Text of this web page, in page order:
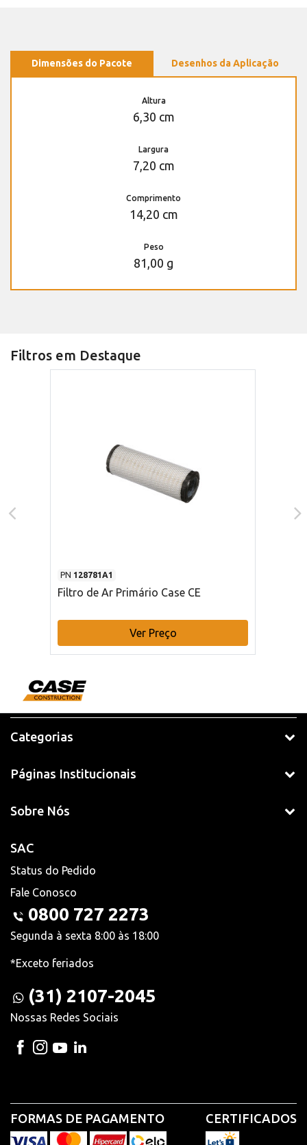
Dimensões do Pacote Desenhos da Aplicação
Altura
6,30 cm
Largura
7,20 cm
Comprimento
14,20 cm
Peso
81,00 g
Filtros em Destaque
PN 128781A1
Filtro de Ar Primário Case CE
Ver Preço
Categorias
Páginas Institucionais
Sobre Nós
SAC
Status do Pedido
Fale Conosco
0800 727 2273
Segunda à sexta 8:00 às 18:00
*Exceto feriados
(31) 2107-2045
Nossas Redes Sociais
FORMAS DE PAGAMENTO CERTIFICADOS